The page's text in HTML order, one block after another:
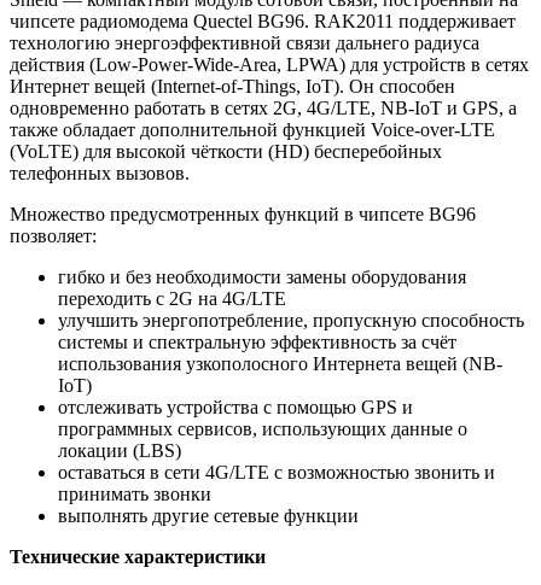
чипсете радиомодема Quectel BG96. RAK2011 поддерживает
технологию энергоэффективной связи дальнего радиуса
действия (Low-Power-Wide-Area, LPWA) для устройств в сетях
Интернет вещей (Internet-of-Things, IoT). Он способен
одновременно работать в сетях 2G, 4G/LTE, NB-IoT и GPS, а
также обладает дополнительной функцией Voice-over-LTE
(VoLTE) для высокой чёткости (HD) бесперебойных
телефонных вызовов.
Множество предусмотренных функций в чипсете BG96
позволяет:
гибко и без необходимости замены оборудования
переходить с 2G на 4G/LTE
улучшить энергопотребление, пропускную способность
системы и спектральную эффективность за счёт
использования узкополосного Интернета вещей (NB-
IoT)
отслеживать устройства с помощью GPS и
программных сервисов, использующих данные о
локации (LBS)
оставаться в сети 4G/LTE с возможностью звонить и
принимать звонки
выполнять другие сетевые функции
Технические характеристики